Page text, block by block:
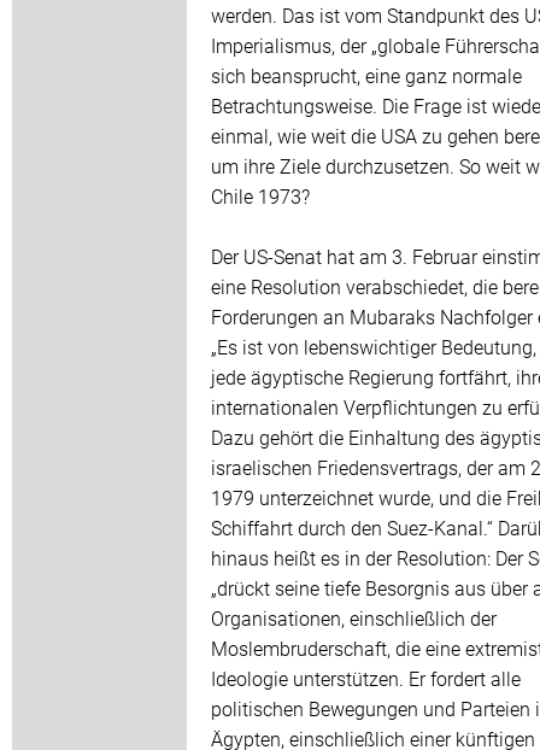
werden. Das ist vom Standpunkt des
Imperialismus, der „globale
sich beansprucht, eine ganz normale
Betrachtungsweise. Die Frage ist
einmal, wie weit die USA zu gehen
um ihre Ziele durchzusetzen. So weit
Chile 1973?
Der US-Senat hat am 3. Februar
eine Resolution verabschiedet, die
Forderungen an Mubaraks Nachfolger
„Es ist von lebenswichtiger
jede ägyptische Regierung fortfährt,
internationalen Verpflichtungen zu
Dazu gehört die Einhaltung des
israelischen Friedensvertrags, der am
1979 unterzeichnet wurde, und die
Schiffahrt durch den Suez-Kanal.“
hinaus heißt es in der Resolution: Der
„drückt seine tiefe Besorgnis aus über
Organisationen, einschließlich der
Moslembruderschaft, die eine
Ideologie unterstützen. Er fordert alle
politischen Bewegungen und Parteien
Ägypten, einschließlich einer künftigen